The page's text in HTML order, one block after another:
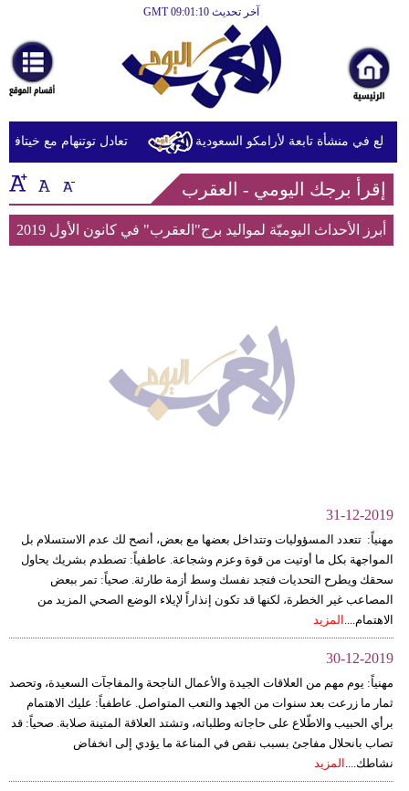
آخر تحديث GMT 09:01:10
أخبارعاجلة
رياضة
ثقافة
إقتصاد
فن
وموسيقى
البرلمان
المغربي
إعلام
مرأة
أزياء
تعادل توتنهام مع خيتافي في منشأة تابعة لأرامكو السعودية
إقرأ برجك اليومي - العقرب
أبرز الأحداث اليوميّة لمواليد برج"العقرب" في كانون الأول 2019
31-12-2019
مهنياً: تتعدد المسؤوليات وتتداخل بعضها مع بعض، أنصح لك عدم الاستسلام بل
المواجهة بكل ما أوتيت من قوة وعزم وشجاعة. عاطفياً: تصطدم بشريك يحاول
سحقك ويطرح التحديات فتجد نفسك وسط أزمة طارئة. صحياً: تمر ببعض
المصاعب غير الخطرة، لكنها قد تكون إنذاراً لإيلاء الوضع الصحي المزيد من
الاهتمام.... المزيد
30-12-2019
مهنياً: يوم مهم من العلاقات الجيدة والأعمال الناجحة والمفاجآت السعيدة، وتحصد
ثمار ما زرعت بعد سنوات من الجهد والتعب المتواصل. عاطفياً: عليك الاهتمام
برأي الحبيب والاطّلاع على حاجاته وطلباته، وتشتد العلاقة المتينة صلابة. صحياً: قد
تصاب بانحلال مفاجئ بسبب نقص في المناعة ما يؤدي إلى انخفاض
نشاطك.... المزيد